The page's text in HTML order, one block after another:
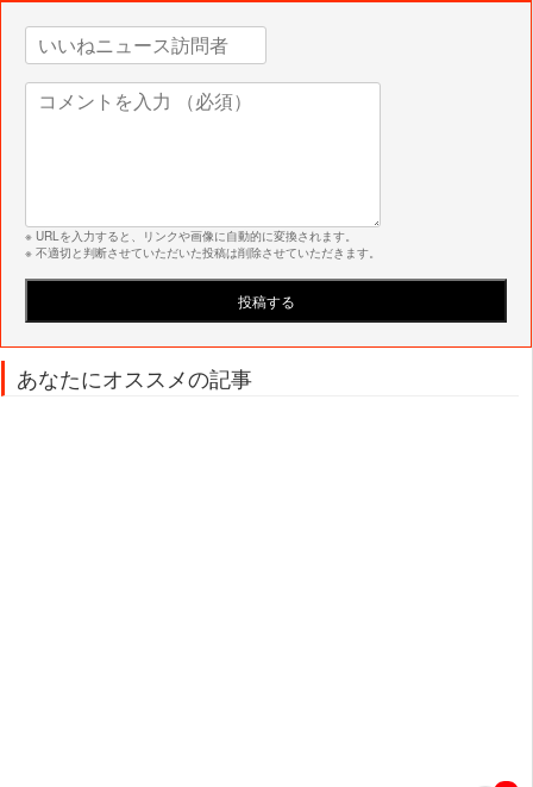
※ URLを入力すると、リンクや画像に自動的に変換されます。
※ 不適切と判断させていただいた投稿は削除させていただきます。
あなたにオススメの記事